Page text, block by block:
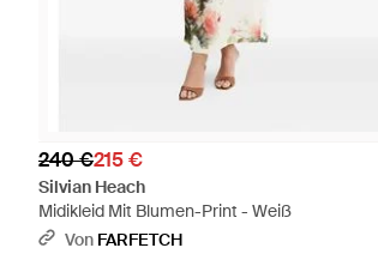
240 €215 €
Silvian Heach
Midikleid Mit Blumen-Print - Weiß
Von FARFETCH